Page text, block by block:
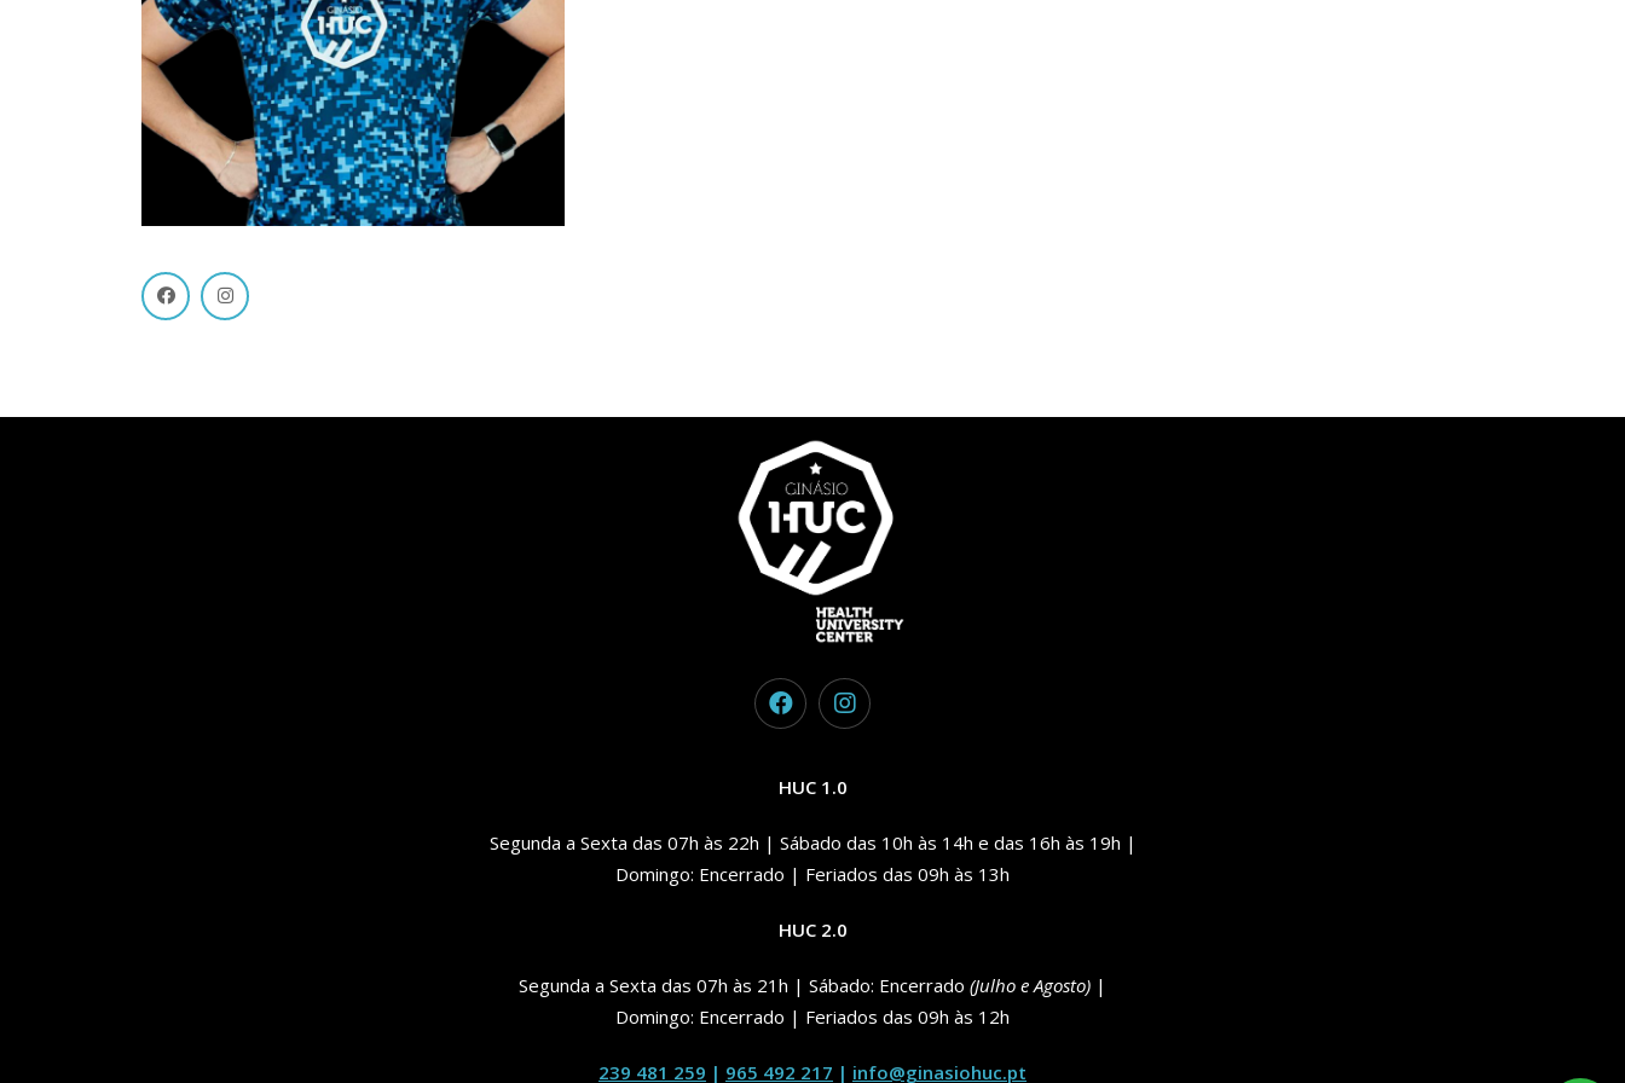
HUC 1.0
Segunda a Sexta das 07h às 22h | Sábado das 10h às 14h e das 16h às 19h |
Domingo: Encerrado | Feriados das 09h às 13h
HUC 2.0
Segunda a Sexta das 07h às 21h | Sábado: Encerrado (Julho e Agosto) |
Domingo: Encerrado | Feriados das 09h às 12h
239 481 259 | 965 492 217 | info@ginasiohuc.pt